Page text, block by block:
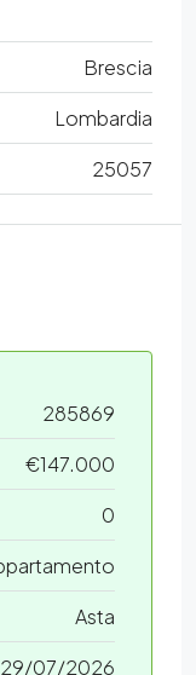
Brescia
Lombardia
25057
285869
€147.000
0
Asta
29/07/2026